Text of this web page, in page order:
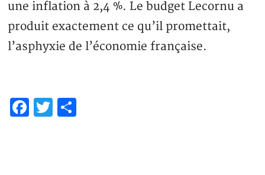
une inflation à 2,4 %. Le budget Lecornu a
produit exactement ce qu’il promettait,
l’asphyxie de l’économie française.
Facebook
Twitter